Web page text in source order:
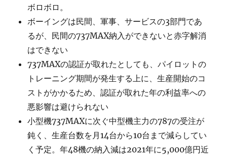
ボロボロ。
ボーイングは民間、軍事、サービスの3部門であ
るが、民間の737MAX納入ができないと赤字解消
はできない
737MAXの認証が取れたとしても、パイロットの
トレーニング期間が発生する上に、生産開始のコ
ストがかかるため、認証が取れた年の利益率への
悪影響は避けられない
小型機737MAXに次ぐ中型機主力の787の受注が
鈍く、生産台数を月14台から10台まで減らしてい
く予定。年48機の納入減は2021年に5,000億円近